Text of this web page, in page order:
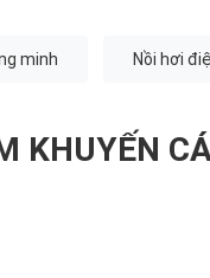
minh Nồi hơi
KHUYẾN